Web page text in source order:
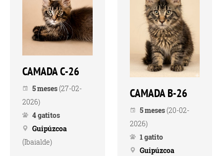
CAMADA C-26
5 meses(27-02-
2026)
4 gatitos
Guipúzcoa
(Ibaialde)
CAMADA B-26
5 meses(20-02-
2026)
1 gatito
Guipúzcoa